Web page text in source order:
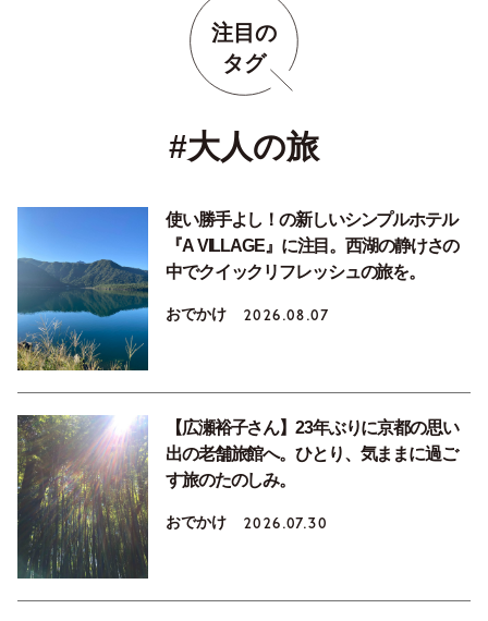
注目の
タグ
#大人の旅
使い勝手よし！の新しいシンプルホテル
『A VILLAGE』に注目。西湖の静けさの
中でクイックリフレッシュの旅を。
おでかけ 2026.08.07
【広瀬裕子さん】23年ぶりに京都の思い
出の老舗旅館へ。ひとり、気ままに過ご
す旅のたのしみ。
おでかけ 2026.07.30